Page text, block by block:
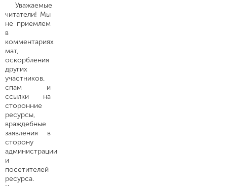
Уважаемые
читатели! Мы
не приемлем
в
комментариях
мат,
оскорбления
других
участников,
спам и
ссылки на
сторонние
ресурсы,
враждебные
заявления в
сторону
администрации
и
посетителей
ресурса.